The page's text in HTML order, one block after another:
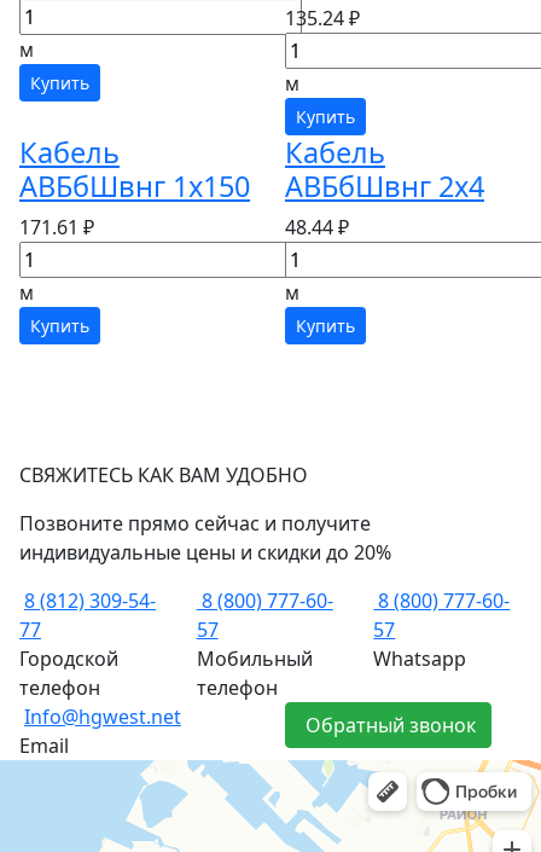
м
Купить
135.24 ₽
м
Купить
Кабель
АВБбШвнг 1х150
171.61 ₽
м
Купить
Кабель
АВБбШвнг 2х4
48.44 ₽
м
Купить
СВЯЖИТЕСЬ КАК ВАМ УДОБНО
Позвоните прямо сейчас и получите
индивидуальные цены и скидки до 20%
8 (812) 309-54-
77
Городской
телефон
8 (800) 777-60-
57
Мобильный
телефон
8 (800) 777-60-
57
Whatsapp
Info@hgwest.net
Email
Обратный звонок